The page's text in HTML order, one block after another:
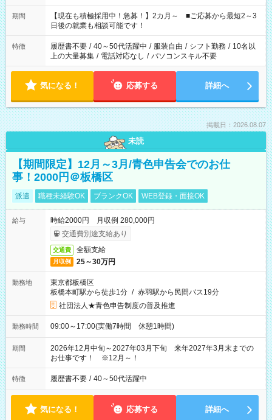
い」 「余裕を持って夕飯の準備がしたい」 「できれば残業はし
たくない」 など、ご希望を教えてくださいね。 ※Wワーク希望
の方へ 今ご覧のお仕事で希望する勤務時間と、もう1つのお仕事
の勤務時間。 合計で週40時間を超える場合は応募できません。
期間
【現在も積極採用中！急募！】2カ月～ ■ご応募から最短2～3
日後の就業も相談可能です！
特徴 履歴書不要 / 40～50代活躍中 / 服装自由 / シフト勤務 / 10名以
上の大量募集 / 電話対応なし / パソコンスキル不要
気になる！ 応募する 詳細へ
掲載日：2026.08.07
未読
【期間限定】12月～3月/青色申告会でのお仕
事！2000円＠板橋区
派遣 職種未経験OK ブランクOK WEB登録・面接OK
給与
時給2000円 月収例 280,000円
交通費別途支給あり
交通費 全額支給
月収例 25～30万円
勤務地
東京都板橋区
板橋本町駅から徒歩1分 / 赤羽駅から民間バス19分
社団法人★青色申告制度の普及推進
勤務時間 09:00～17:00(実働7時間 休憩1時間)
期間
2026年12月中旬～2027年03月下旬 来年2027年3月末までの
お仕事です！ ※12月～！
特徴 履歴書不要 / 40～50代活躍中
気になる！ 応募する 詳細へ